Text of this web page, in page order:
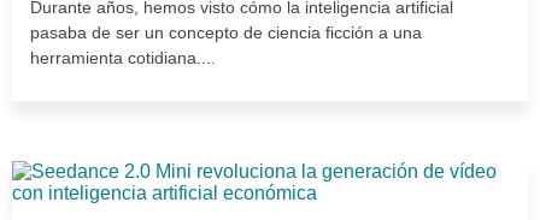
Durante años, hemos visto cómo la inteligencia artificial
pasaba de ser un concepto de ciencia ficción a una
herramienta cotidiana....